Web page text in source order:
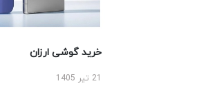
خرید گوشی ارزان